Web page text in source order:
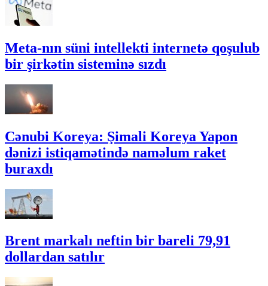
Meta-nın süni intellekti internetə qoşulub
bir şirkətin sisteminə sızdı
Cənubi Koreya: Şimali Koreya Yapon
dənizi istiqamətində naməlum raket
buraxdı
Brent markalı neftin bir bareli 79,91
dollardan satılır